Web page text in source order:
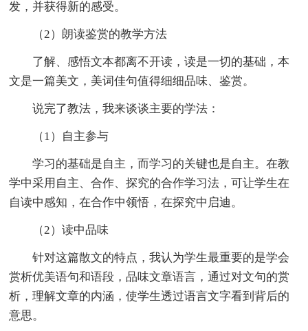
发，并获得新的感受。
（2）朗读鉴赏的教学方法
了解、感悟文本都离不开读，读是一切的基础，本
文是一篇美文，美词佳句值得细细品味、鉴赏。
说完了教法，我来谈谈主要的学法：
（1）自主参与
学习的基础是自主，而学习的关键也是自主。在教
学中采用自主、合作、探究的合作学习法，可让学生在
自读中感知，在合作中领悟，在探究中启迪。
（2）读中品味
针对这篇散文的特点，我认为学生最重要的是学会
赏析优美语句和语段，品味文章语言，通过对文句的赏
析，理解文章的内涵，使学生透过语言文字看到背后的
意思。